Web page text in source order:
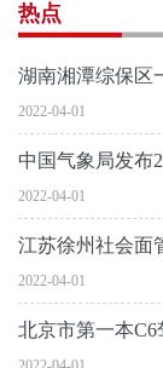
热点
湖南湘潭综保区
2022-04-01
中国气象局发布
2022-04-01
江苏徐州社会面
2022-04-01
北京市第一本